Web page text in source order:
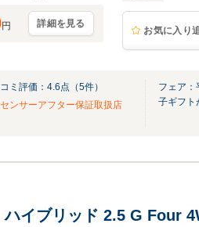
円 詳細を見る
お気に入り
ミ評価： 4.6点（5件）
ンサーアフター保証取扱店
フェア：
子ギフト
ハイブリッド 2.5 G Four